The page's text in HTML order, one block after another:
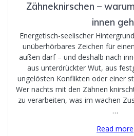
Zähneknirschen –
innen
Energetisch-seelischer
unüberhörbares Zeichen für
außen darf – und deshalb nach
aus unterdrückter Wut, aus
ungelösten Konflikten oder einer
Wer nachts mit den Zähnen
zu verarbeiten, was im wachen
…
Read more